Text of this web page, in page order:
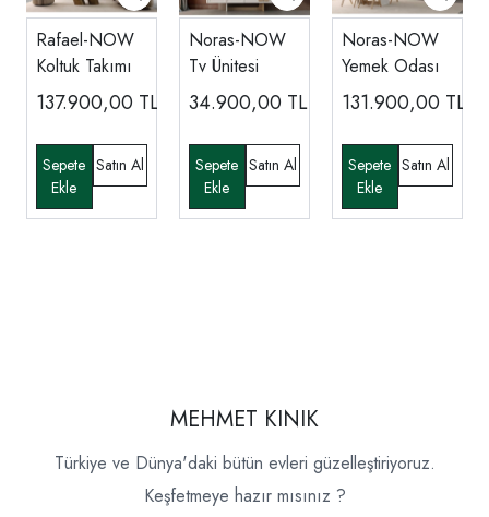
Rafael-NOW
Koltuk Takımı
137.900,00 TL
Noras-NOW
Tv Ünitesi
34.900,00 TL
Noras-NOW
Yemek Odası
131.900,00 TL
MEHMET KINIK
Türkiye ve Dünya'daki bütün evleri güzelleştiriyoruz.
Keşfetmeye hazır mısınız ?